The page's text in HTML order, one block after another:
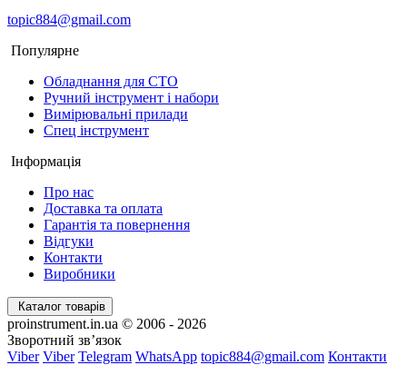
topic884@gmail.com
Популярне
Обладнання для СТО
Ручний інструмент і набори
Вимірювальні прилади
Спец інструмент
Інформація
Про нас
Доставка та оплата
Гарантія та повернення
Відгуки
Контакти
Виробники
Каталог товарів
proinstrument.in.ua © 2006 - 2026
Зворотний зв’язок
Viber Viber Telegram WhatsApp topic884@gmail.com Контакти